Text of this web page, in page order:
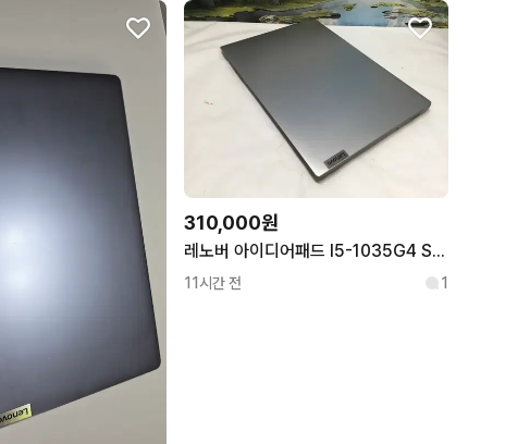
310,000원
레노버 아이디어패드 I5-1035G4 Slim3-15IIL 5D
11시간 전 1